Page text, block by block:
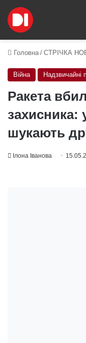
Головна / СТРІЧКА
Війна Надзвичайні
Ракета
захисника:
шукають
Ілона Іванова